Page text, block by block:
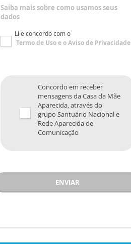
Saiba mais sobre como usamos seus
dados
Li e concordo com o
Termo de Usoe oAviso de Privacidade
Concordo em receber
mensagens da Casa da Mãe
Aparecida, através do
grupo Santuário Nacional e
Rede Aparecida de
Comunicação
ENVIAR